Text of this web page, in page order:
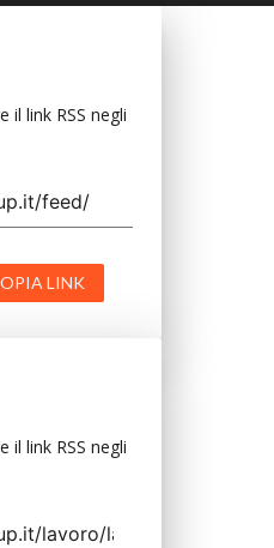
il link RSS negli
LINK
il link RSS negli